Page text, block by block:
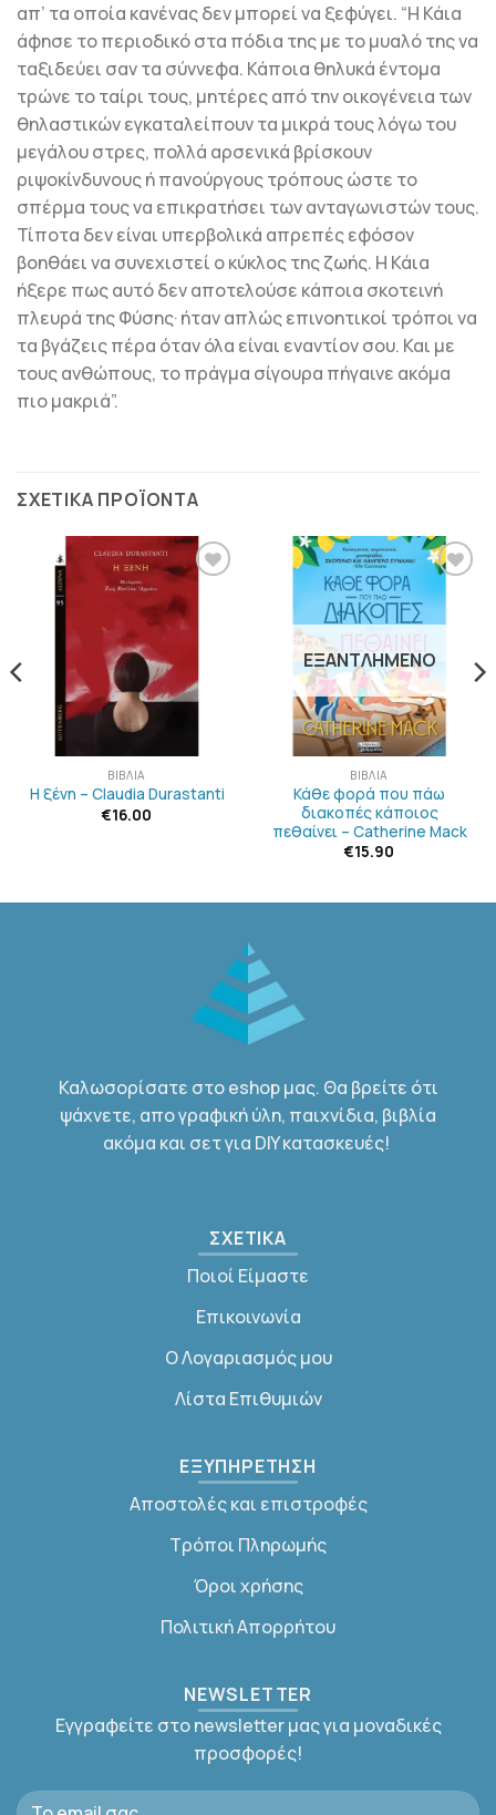
απ’ τα οποία κανένας δεν μπορεί να ξεφύγει. “Η Κάια
άφησε το περιοδικό στα πόδια της με το μυαλό της να
ταξιδεύει σαν τα σύννεφα. Κάποια θηλυκά έντομα
τρώνε το ταίρι τους, μητέρες από την οικογένεια των
θηλαστικών εγκαταλείπουν τα μικρά τους λόγω του
μεγάλου στρες, πολλά αρσενικά βρίσκουν
ριψοκίνδυνους ή πανούργους τρόπους ώστε το
σπέρμα τους να επικρατήσει των ανταγωνιστών τους.
Τίποτα δεν είναι υπερβολικά απρεπές εφόσον
βοηθάει να συνεχιστεί ο κύκλος της ζωής. Η Κάια
ήξερε πως αυτό δεν αποτελούσε κάποια σκοτεινή
πλευρά της Φύσης· ήταν απλώς επινοητικοί τρόποι να
τα βγάζεις πέρα όταν όλα είναι εναντίον σου. Και με
τους ανθώπους, το πράγμα σίγουρα πήγαινε ακόμα
πιο μακριά”.
ΣΧΕΤΙΚΆ ΠΡΟΪΌΝΤΑ
ΠΡΟΣΘΉΚΗ
ΣΤΗΝ
ΛΊΣΤΑ
ΕΠΙΘΥΜΙΏΝ
ΒΙΒΛΊΑ
Η ξένη – Claudia Durastanti
€16.00
ΠΡΟΣΘΉΚΗ
ΣΤΗΝ
ΛΊΣΤΑ
ΕΠΙΘΥΜΙΏΝ
ΕΞΑΝΤΛΗΜΈΝΟ
ΒΙΒΛΊΑ
Κάθε φορά που πάω
διακοπές κάποιος
πεθαίνει – Catherine Mack
€15.90
Καλωσορίσατε στο eshop μας. Θα βρείτε ότι
ψάχνετε, απο γραφική ύλη, παιχνίδια, βιβλία
ακόμα και σετ για DIY κατασκευές!
ΣΧΕΤΙΚΑ
Ποιοί Είμαστε
Επικοινωνία
Ο Λογαριασμός μου
Λίστα Επιθυμιών
ΕΞΥΠΗΡΕΤΗΣΗ
Αποστολές και επιστροφές
Τρόποι Πληρωμής
Όροι χρήσης
Πολιτική Απορρήτου
NEWSLETTER
Εγγραφείτε στο newsletter μας για μοναδικές
προσφορές!